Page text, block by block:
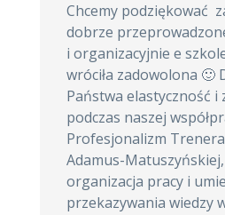
Chcemy podziękować
dobrze
i organizacyjnie e
wróciła zadowolona 🙂
Państwa elastyczność i
podczas naszej
Profesjonalizm
Adamus-Matuszyńskiej,
organizacja pracy i
przekazywania wiedzy